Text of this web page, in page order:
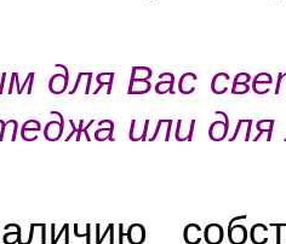
для Вас
или для